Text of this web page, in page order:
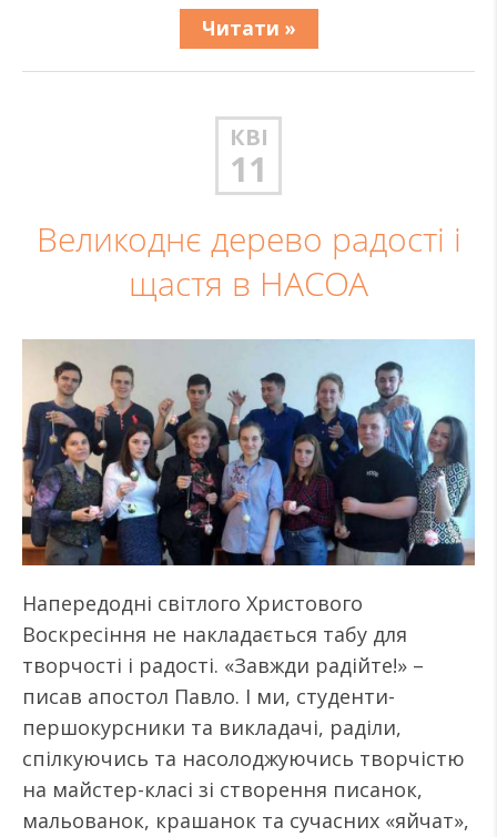
Читати »
КВІ
11
Великоднє дерево радості і
щастя в НАСОА
Напередодні світлого Христового
Воскресіння не накладається табу для
творчості і радості. «Завжди радійте!» –
писав апостол Павло. І ми, студенти-
першокурсники та викладачі, раділи,
спілкуючись та насолоджуючись творчістю
на майстер-класі зі створення писанок,
мальованок, крашанок та сучасних «яйчат»,